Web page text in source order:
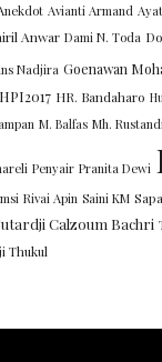
Avianti Armand
Anwar Dami N. Toda
Nadjira Goenawan
HPI2017 HR. Bandaharo
M. Balfas Mh.
Penyair Pranita Dewi
Rivai Apin Saini KM
Calzoum Bachri
Thukul